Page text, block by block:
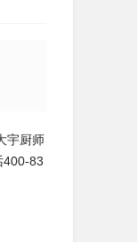
宇厨师
400-83